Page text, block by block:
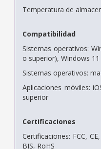
Temperatura de
Compatibilidad
Sistemas operativos:
o superior), Windows 11
Sistemas operativos:
Aplicaciones móviles:
superior
Certificaciones
Certificaciones: FCC,
BIS, RoHS